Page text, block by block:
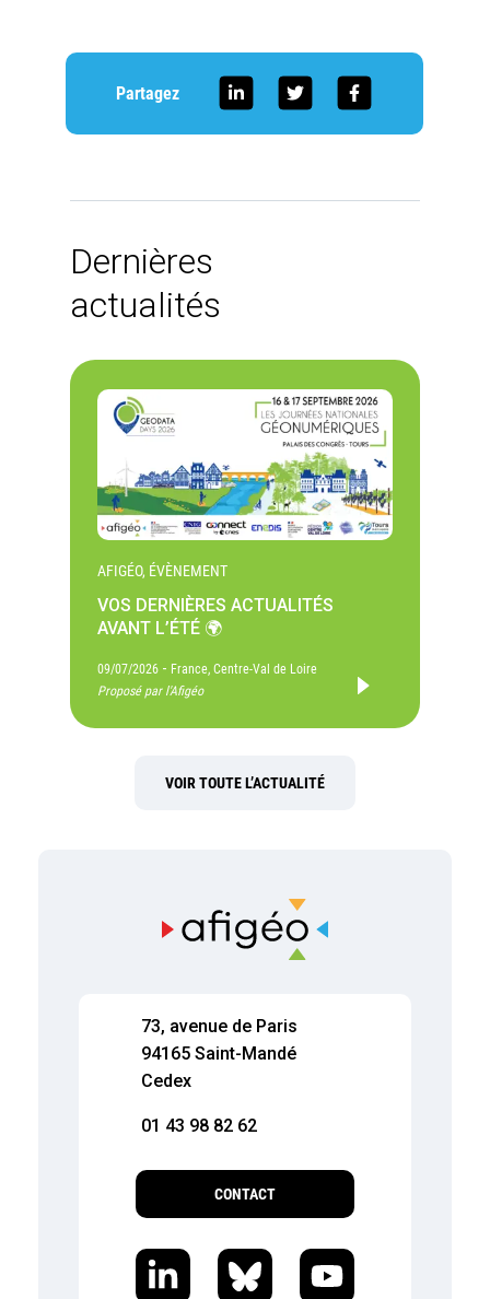
Partagez
Dernières
actualités
AFIGÉO, ÉVÈNEMENT
VOS DERNIÈRES ACTUALITÉS
AVANT L’ÉTÉ 🌍
09/07/2026 - France, Centre-Val de Loire
Proposé par l'Afigéo
VOIR TOUTE L’ACTUALITÉ
73, avenue de Paris
94165 Saint-Mandé
Cedex
01 43 98 82 62
CONTACT